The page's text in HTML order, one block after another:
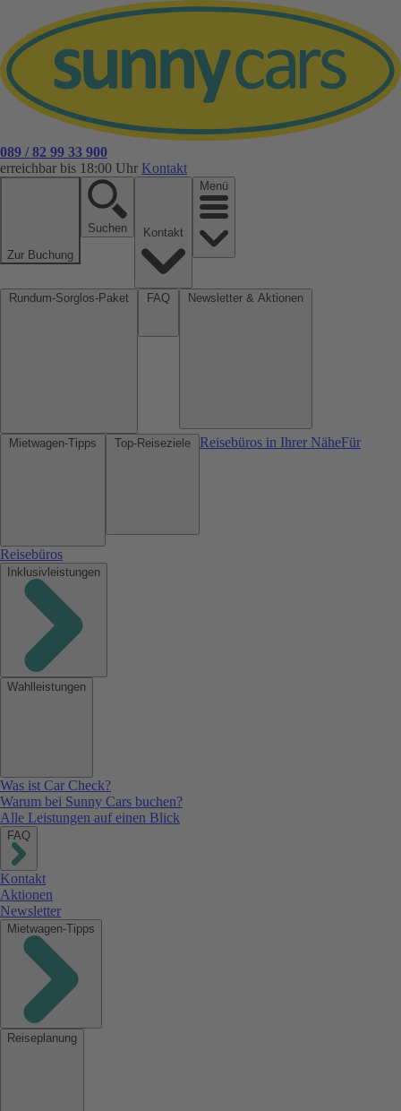
089 / 82 99 33 900
erreichbar bis 18:00 Uhr Kontakt
Zur Buchung
Suchen
Menü
Reisebüros in Ihrer NäheFür
Reisebüros
Inklusivleistungen
Wahlleistungen
Was ist Car Check?
Warum bei Sunny Cars buchen?
Alle Leistungen auf einen Blick
FAQ
Kontakt
Aktionen
Newsletter
Mietwagen-Tipps
Reiseplanung